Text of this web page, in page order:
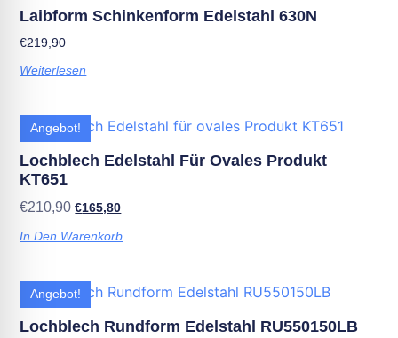
Laibform Schinkenform Edelstahl 630N
€219,90
Weiterlesen
Angebot!
Lochblech Edelstahl Für Ovales Produkt
KT651
€210,90 €165,80
In Den Warenkorb
Angebot!
Lochblech Rundform Edelstahl RU550150LB